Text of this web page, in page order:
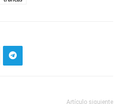
Artículo siguiente